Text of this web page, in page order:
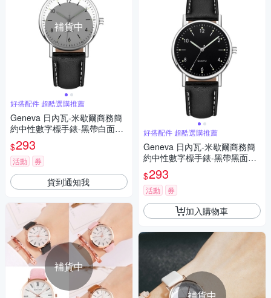
補貨中
好搭配件 超酷選購推薦
Geneva 日內瓦-米歇爾商務簡
約中性數字標手錶-黑帶白面銀
框/38mm
$293
活動 券
貨到通知我
補貨中
好搭配件 超酷選購推薦
Geneva 日內瓦-米歇爾商務簡
約中性數字標手錶-黑帶黑面銀
框/36mm
$293
活動 券
加入購物車